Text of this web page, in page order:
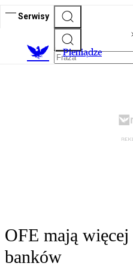
Serwisy
Pieniądze
OFE mają
banków